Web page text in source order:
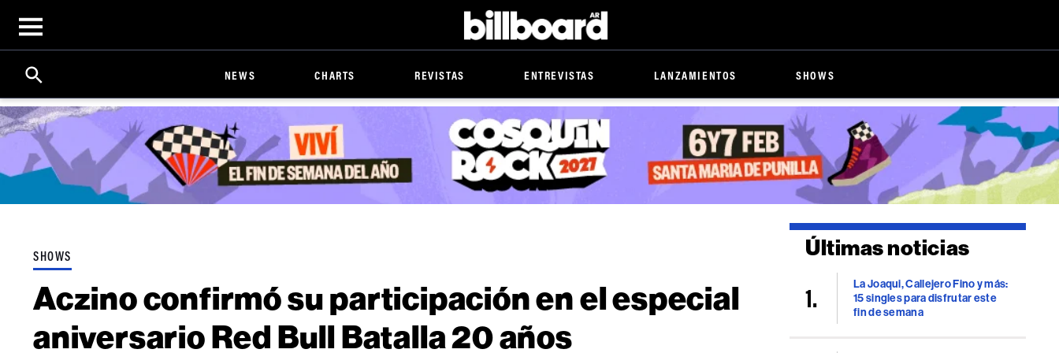
Open
menu
Billboard
Search
Click
Expand
Search
Input
NEWS CHARTS REVISTAS ENTREVISTAS LANZAMIENTOS SHOWS
SHOWS
Aczino confirmó su participación en el especial
aniversario Red Bull Batalla 20 años
Últimas noticias
La Joaqui, Callejero Fino y más:
15 singles para disfrutar este
fin de semana